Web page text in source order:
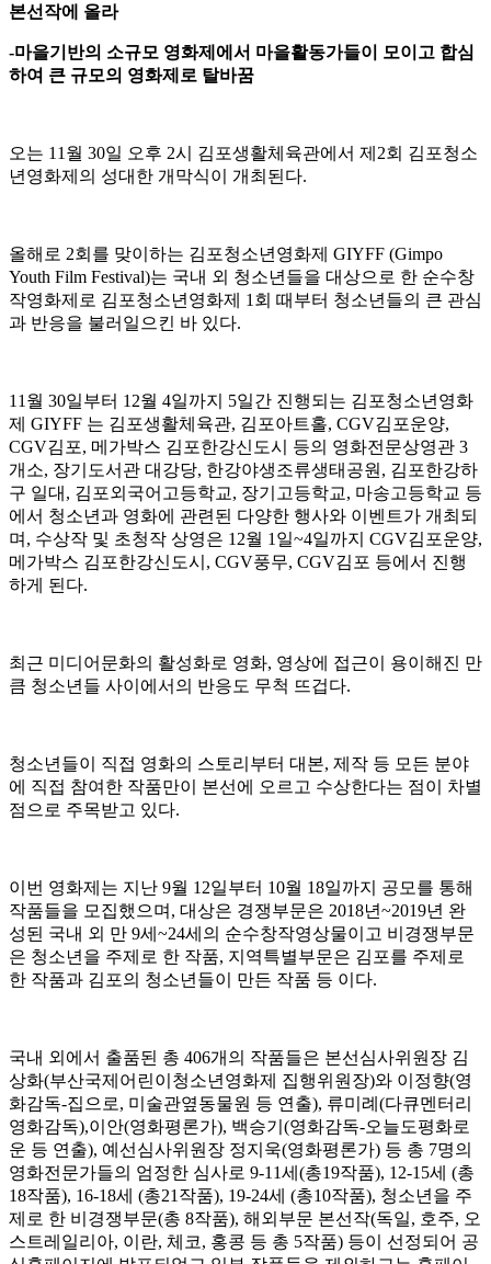
본선작에 올라
-마을기반의 소규모 영화제에서 마을활동가들이 모이고 합심
하여 큰 규모의 영화제로 탈바꿈
오는 11 월 30일 오후 2시 김포생활체육관에서 제 2회 김포청소
년영화제의 성대한 개막식이 개최된다.
올해로 2회를 맞이하는 김포청소년영화제 GIYFF (Gimpo
Youth Film Festival)는 국내 외 청소년들을 대상으로 한 순수창
작영화제로 김포청소년영화제 1 회 때부터 청소년들의 큰 관심
과 반응을 불러일으킨 바 있다.
11 월 30일부터 12월 4일까지 5일간 진행되는 김포청소년영화
제 GIYFF 는 김포생활체육관, 김포아트홀, CGV김포운양,
CGV김포, 메가박스 김포한강신도시 등의 영화전문상영관 3
개소, 장기도서관 대강당, 한강야생조류생태공원 , 김포한강하
구 일대 , 김포외국어고등학교, 장기고등학교, 마송고등학교 등
에서 청소년과 영화에 관련된 다양한 행사와 이벤트가 개최되
며 , 수상작 및 초청작 상영은 12월 1 일~4일까지 CGV김포운양,
메가박스 김포한강신도시 , CGV풍무, CGV김포 등에서 진행
하게 된다.
최근 미디어문화의 활성화로 영화, 영상에 접근이 용이해진 만
큼 청소년들 사이에서의 반응도 무척 뜨겁다.
청소년들이 직접 영화의 스토리부터 대본, 제작 등 모든 분야
에 직접 참여한 작품만이 본선에 오르고 수상한다는 점이 차별
점으로 주목받고 있다.
이번 영화제는 지난 9월 12일부터 10월 18일까지 공모를 통해
작품들을 모집했으며 , 대상은 경쟁부문은 2018년~2019년 완
성된 국내 외 만 9세 ~24세의 순수창작영상물이고 비경쟁부문
은 청소년을 주제로 한 작품, 지역특별부문은 김포를 주제로
한 작품과 김포의 청소년들이 만든 작품 등 이다.
국내 외에서 출품된 총 406개의 작품들은 본선심사위원장 김
상화(부산국제어린이청소년영화제 집행위원장)와 이정향(영
화감독-집으로, 미술관옆동물원 등 연출), 류미례 (다큐멘터리
영화감독),이안(영화평론가), 백승기 (영화감독-오늘도평화로
운 등 연출), 예선심사위원장 정지욱(영화평론가) 등 총 7명의
영화전문가들의 엄정한 심사로 9-11세 (총19작품), 12-15세 (총
18작품), 16-18세 (총21 작품), 19-24세 (총10작품), 청소년을 주
제로 한 비경쟁부문(총 8작품), 해외부문 본선작(독일, 호주, 오
스트레일리아, 이란, 체코, 홍콩 등 총 5작품) 등이 선정되어 공